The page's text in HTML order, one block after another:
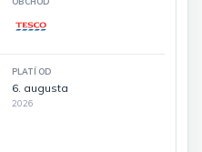
PLATÍ OD
6. augusta
2026